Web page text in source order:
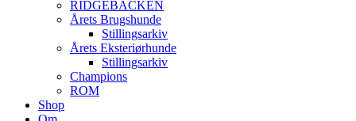
RIDGEBACKEN
Årets Brugshunde
Stillingsarkiv
Årets Eksteriørhunde
Stillingsarkiv
Champions
ROM
Shop